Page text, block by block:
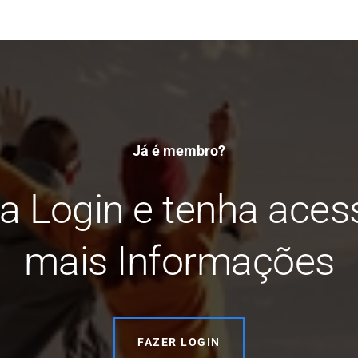
Já é membro?
Login e tenha
mais Informações
FAZER LOGIN